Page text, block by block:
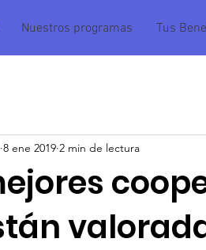
Nuestros programas Tus
8 ene 2019 2 min de lectura